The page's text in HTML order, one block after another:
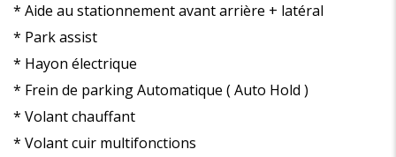
* Aide au stationnement avant arrière + latéral
* Park assist
* Hayon électrique
* Frein de parking Automatique ( Auto Hold )
* Volant chauffant
* Volant cuir multifonctions